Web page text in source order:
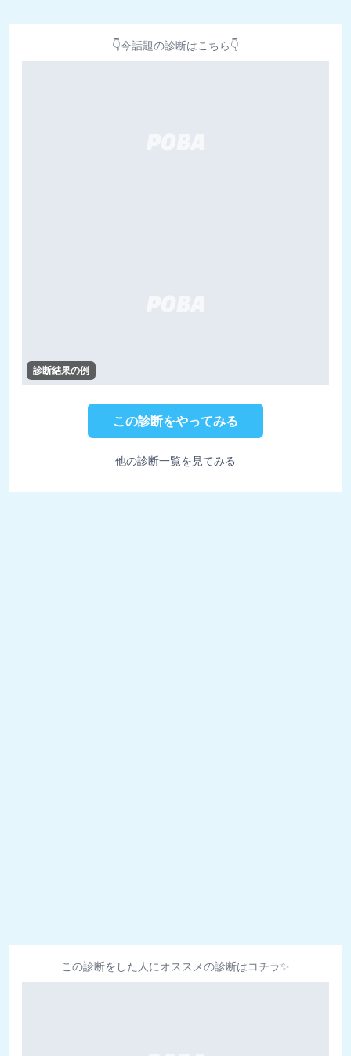
👇今話題の診断はこちら👇
診断結果の例
この診断をやってみる
他の診断一覧を見てみる
この診断をした人にオススメの診断はコチラ✨